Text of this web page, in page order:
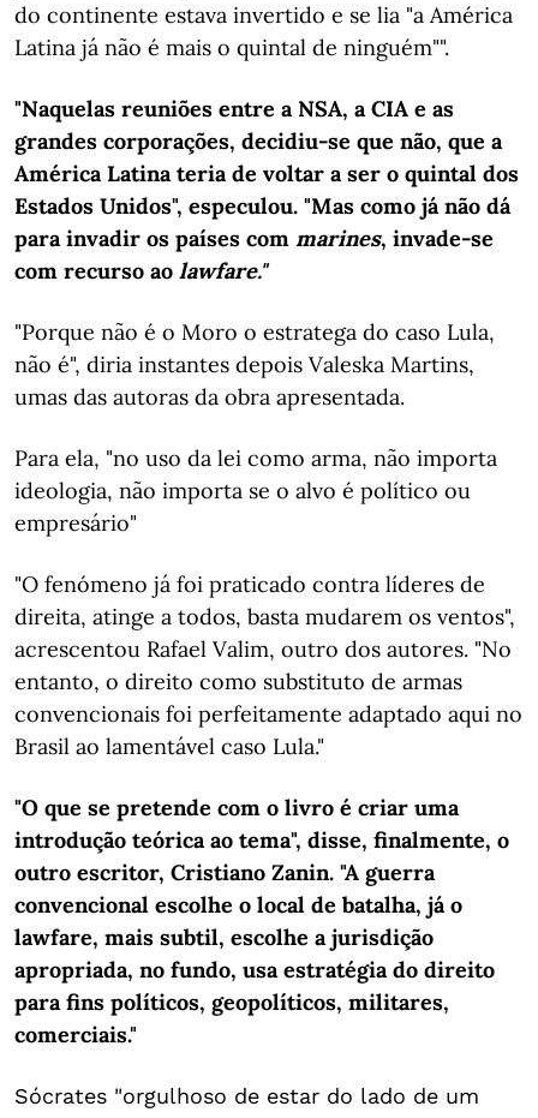
do continente estava invertido e se lia "a América
Latina já não é mais o quintal de ninguém"".
"Naquelas reuniões entre a NSA, a CIA e as
grandes corporações, decidiu-se que não, que a
América Latina teria de voltar a ser o quintal dos
Estados Unidos", especulou. "Mas como já não dá
para invadir os países com marines, invade-se
com recurso ao lawfare."
"Porque não é o Moro o estratega do caso Lula,
não é", diria instantes depois Valeska Martins,
umas das autoras da obra apresentada.
Para ela, "no uso da lei como arma, não importa
ideologia, não importa se o alvo é político ou
empresário"
"O fenómeno já foi praticado contra líderes de
direita, atinge a todos, basta mudarem os ventos",
acrescentou Rafael Valim, outro dos autores. "No
entanto, o direito como substituto de armas
convencionais foi perfeitamente adaptado aqui no
Brasil ao lamentável caso Lula."
"O que se pretende com o livro é criar uma
introdução teórica ao tema", disse, finalmente, o
outro escritor, Cristiano Zanin. "A guerra
convencional escolhe o local de batalha, já o
lawfare, mais subtil, escolhe a jurisdição
apropriada, no fundo, usa estratégia do direito
para fins políticos, geopolíticos, militares,
comerciais."
Sócrates "orgulhoso de estar do lado de um